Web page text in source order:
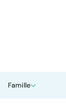
Famille